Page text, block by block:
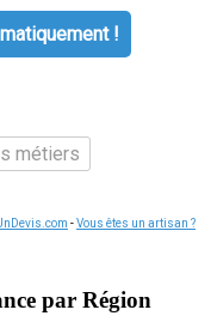
!
métiers
-Vous êtes un artisan ?
par Région